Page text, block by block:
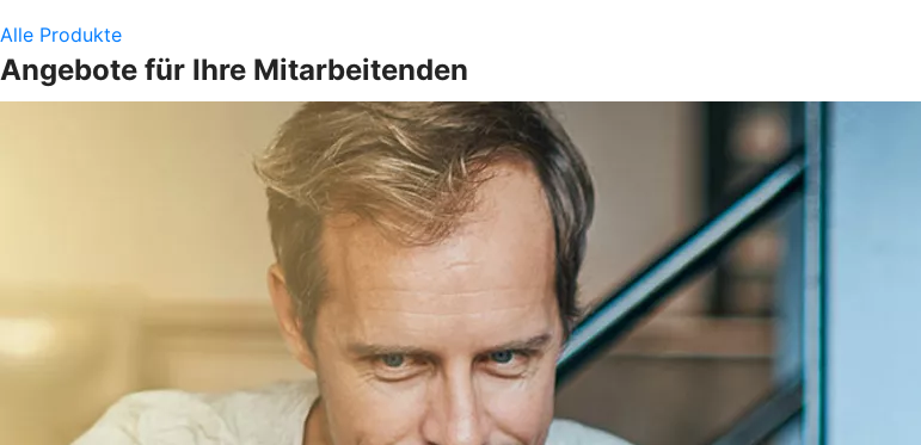
Alle Produkte
Angebote für Ihre Mitarbeitenden